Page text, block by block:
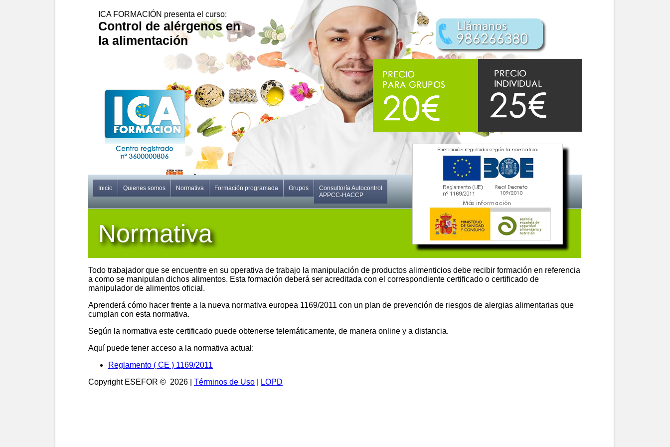
ICA FORMACIÓN presenta el curso:
Control de alérgenos en
la alimentación
Inicio Quienes somos Normativa Formación programada Grupos
Consultoría Autocontrol
APPCC-HACCP
Normativa
Todo trabajador que se encuentre en su operativa de trabajo la manipulación de productos alimenticios debe recibir formación en referencia
a como se manipulan dichos alimentos. Esta formación deberá ser acreditada con el correspondiente certificado o certificado de
manipulador de alimentos oficial.
Aprenderá cómo hacer frente a la nueva normativa europea 1169/2011 con un plan de prevención de riesgos de alergias alimentarias que
cumplan con esta normativa.
Según la normativa este certificado puede obtenerse telemáticamente, de manera online y a distancia.
Aquí puede tener acceso a la normativa actual:
Reglamento ( CE ) 1169/2011
Copyright ESEFOR © 2026 | Términos de Uso LOPD